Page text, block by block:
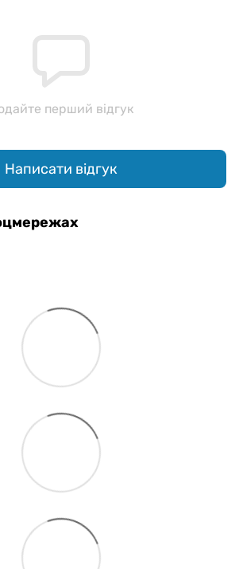
перший відгук
Написати відгук